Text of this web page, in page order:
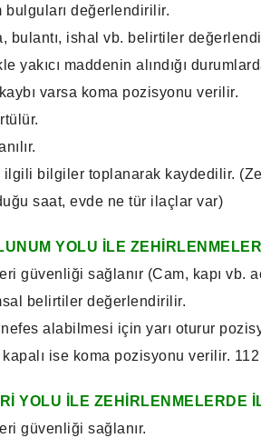
bulguları değerlendirilir.
bulantı, ishal vb. belirtiler
yakıcı maddenin alındığı
varsa koma pozisyonu verilir.
ilgili bilgiler toplanarak kaydedilir.
saat, evde ne tür ilaçlar var)
YOLU İLE
güvenliği sağlanır (Cam, kapı vb.
belirtiler değerlendirilir.
alabilmesi için yarı oturur
ise koma pozisyonu verilir. 112
YOLU İLE ZEHİRLENMELERDE
güvenliği sağlanır.